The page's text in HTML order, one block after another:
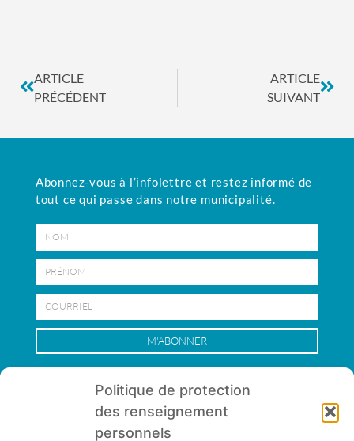
Politique de protection
des renseignement
personnels
ARTICLE
PRÉCÉDENT
ARTICLE
SUIVANT
Abonnez-vous à l’infolettre et restez informé de
tout ce qui passe dans notre municipalité.
M'ABONNER